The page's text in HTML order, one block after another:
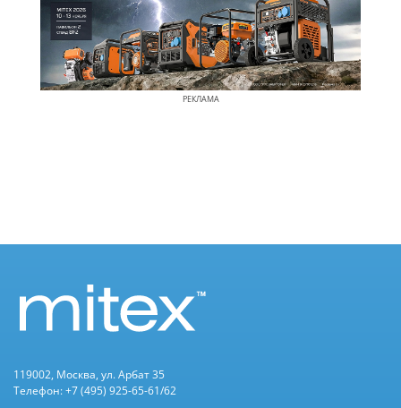
РЕКЛАМА
119002, Москва, ул. Арбат 35
Телефон: +7 (495) 925-65-61/62